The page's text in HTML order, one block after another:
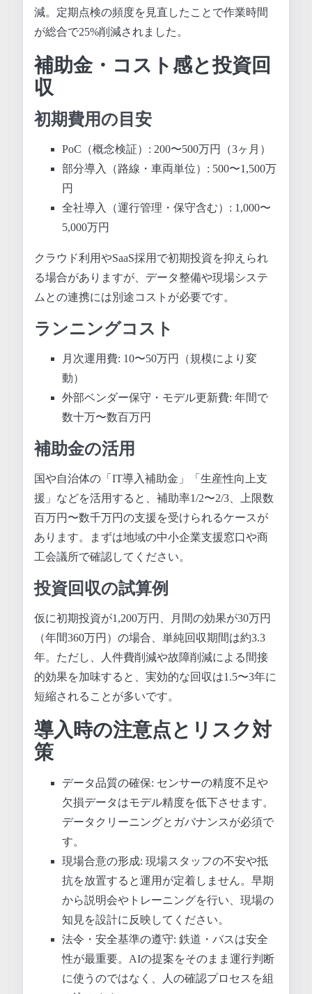
減。定期点検の頻度を見直したことで作業時間
が総合で25%削減されました。
補助金・コスト感と投資回
収
初期費用の目安
PoC（概念検証）: 200〜500万円（3ヶ月）
部分導入（路線・車両単位）: 500〜1,500万
円
全社導入（運行管理・保守含む）: 1,000〜
5,000万円
クラウド利用やSaaS採用で初期投資を抑えられ
る場合がありますが、データ整備や現場システ
ムとの連携には別途コストが必要です。
ランニングコスト
月次運用費: 10〜50万円（規模により変
動）
外部ベンダー保守・モデル更新費: 年間で
数十万〜数百万円
補助金の活用
国や自治体の「IT導入補助金」「生産性向上支
援」などを活用すると、補助率1/2〜2/3、上限数
百万円〜数千万円の支援を受けられるケースが
あります。まずは地域の中小企業支援窓口や商
工会議所で確認してください。
投資回収の試算例
仮に初期投資が1,200万円、月間の効果が30万円
（年間360万円）の場合、単純回収期間は約3.3
年。ただし、人件費削減や故障削減による間接
的効果を加味すると、実効的な回収は1.5〜3年に
短縮されることが多いです。
導入時の注意点とリスク対
策
データ品質の確保: センサーの精度不足や
欠損データはモデル精度を低下させます。
データクリーニングとガバナンスが必須で
す。
現場合意の形成: 現場スタッフの不安や抵
抗を放置すると運用が定着しません。早期
から説明会やトレーニングを行い、現場の
知見を設計に反映してください。
法令・安全基準の遵守: 鉄道・バスは安全
性が最重要。AIの提案をそのまま運行判断
に使うのではなく、人の確認プロセスを組